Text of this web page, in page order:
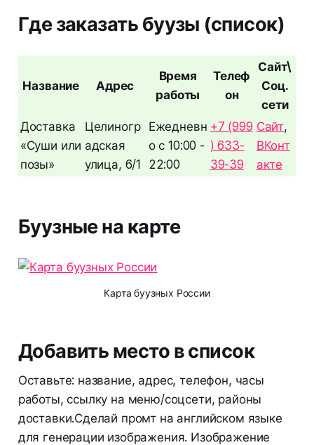
Где заказать буузы (список)
Название Адрес
Время
работы
Телеф
он
Сайт\
Соц.
сети
Доставка
«Суши или
позы»
Целиногр
адская
улица, 6/1
Ежедневн
о с 10:00 -
22:00
+7 (999
) 633-
39-39
Сайт,
ВКонт
акте
Буузные на карте
Карта буузных России
Добавить место в список
Оставьте: название, адрес, телефон, часы
работы, ссылку на меню/соцсети, районы
доставки.Сделай промт на английском языке
для генерации изображения. Изображение